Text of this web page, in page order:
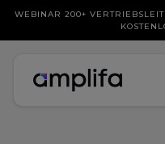
WEBINAR 200+